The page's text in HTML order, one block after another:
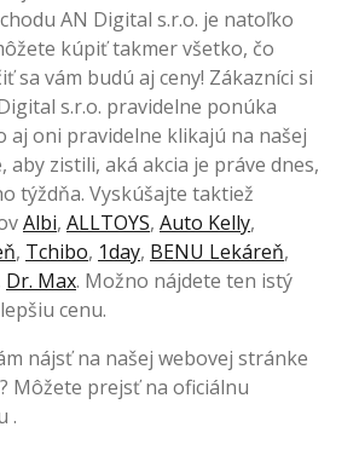
AN Digital s.r.o. je natoľko
kúpiť takmer všetko, čo
sa vám budú aj ceny! Zákazníci si
s.r.o. pravidelne ponúka
aj oni pravidelne klikajú na našej
aby zistili, aká akcia je práve dnes,
týždňa. Vyskúšajte taktiež
Albi, ALLTOYS, Auto Kelly,
, Tchibo, 1day, BENU Lekáreň,
Dr. Max. Možno nájdete ten istý
cenu.
nájsť na našej webovej stránke
Môžete prejsť na oficiálnu
.